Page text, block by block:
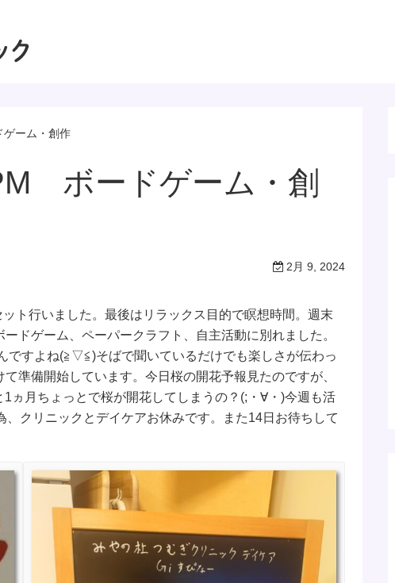
ーム・創作
ボードゲーム・創
2月 9, 2024
ト行いました。最後はリラックス目的で瞑想時間。週末
ドゲーム、ペーパークラフト、自主活動に別れました。
ですよね(≧▽≦)そばで聞いているだけでも楽しさが伝わっ
準備開始しています。今日桜の開花予報見たのですが、
ヵ月ちょっとで桜が開花してしまうの？ (;・∀・)今週も活
クリニックとデイケアお休みです。また14日お待ちして